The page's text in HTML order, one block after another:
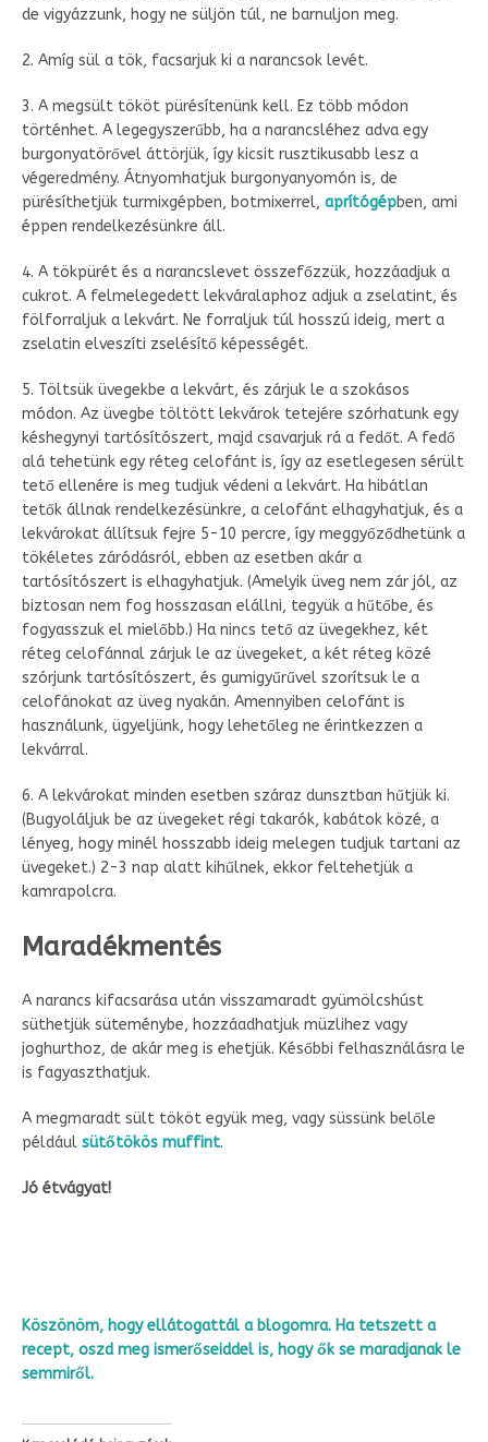
de vigyázzunk, hogy ne süljön túl, ne barnuljon meg.
2. Amíg sül a tök, facsarjuk ki a narancsok levét.
3. A megsült tököt pürésítenünk kell. Ez több módon
történhet. A legegyszerűbb, ha a narancsléhez adva egy
burgonyatörővel áttörjük, így kicsit rusztikusabb lesz a
végeredmény. Átnyomhatjuk burgonyanyomón is, de
pürésíthetjük turmixgépben, botmixerrel, aprítógépben, ami
éppen rendelkezésünkre áll.
4. A tökpürét és a narancslevet összefőzzük, hozzáadjuk a
cukrot. A felmelegedett lekváralaphoz adjuk a zselatint, és
fölforraljuk a lekvárt. Ne forraljuk túl hosszú ideig, mert a
zselatin elveszíti zselésítő képességét.
5. Töltsük üvegekbe a lekvárt, és zárjuk le a szokásos
módon. Az üvegbe töltött lekvárok tetejére szórhatunk egy
késhegynyi tartósítószert, majd csavarjuk rá a fedőt. A fedő
alá tehetünk egy réteg celofánt is, így az esetlegesen sérült
tető ellenére is meg tudjuk védeni a lekvárt. Ha hibátlan
tetők állnak rendelkezésünkre, a celofánt elhagyhatjuk, és a
lekvárokat állítsuk fejre 5-10 percre, így meggyőződhetünk a
tökéletes záródásról, ebben az esetben akár a
tartósítószert is elhagyhatjuk. (Amelyik üveg nem zár jól, az
biztosan nem fog hosszasan elállni, tegyük a hűtőbe, és
fogyasszuk el mielőbb.) Ha nincs tető az üvegekhez, két
réteg celofánnal zárjuk le az üvegeket, a két réteg közé
szórjunk tartósítószert, és gumigyűrűvel szorítsuk le a
celofánokat az üveg nyakán. Amennyiben celofánt is
használunk, ügyeljünk, hogy lehetőleg ne érintkezzen a
lekvárral.
6. A lekvárokat minden esetben száraz dunsztban hűtjük ki.
(Bugyoláljuk be az üvegeket régi takarók, kabátok közé, a
lényeg, hogy minél hosszabb ideig melegen tudjuk tartani az
üvegeket.) 2-3 nap alatt kihűlnek, ekkor feltehetjük a
kamrapolcra.
Maradékmentés
A narancs kifacsarása után visszamaradt gyümölcshúst
süthetjük süteménybe, hozzáadhatjuk müzlihez vagy
joghurthoz, de akár meg is ehetjük. Későbbi felhasználásra le
is fagyaszthatjuk.
A megmaradt sült tököt együk meg, vagy süssünk belőle
például sütőtökös muffint.
Jó étvágyat!
Köszönöm, hogy ellátogattál a blogomra. Ha tetszett a
recept, oszd meg ismerőseiddel is, hogy ők se maradjanak le
semmiről.